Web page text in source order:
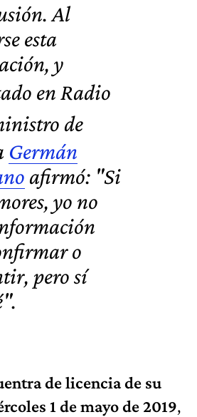
Al
esta
y
enRadio
de
Germán
afirmó: "Si
yo no
o
pero sí
de licencia de su
1 de mayo de 2019,